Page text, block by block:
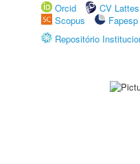
Orcid
CV Lattes
Scopus
Fapesp
Repositório